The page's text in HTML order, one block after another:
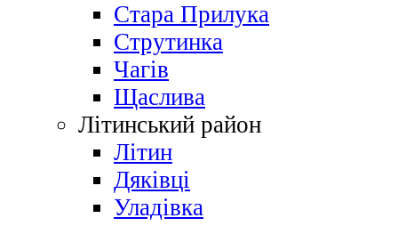
Стара Прилука
Струтинка
Чагів
Щаслива
Літинський район
Літин
Дяківці
Уладівка